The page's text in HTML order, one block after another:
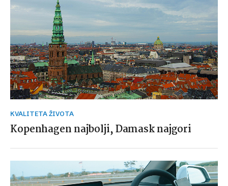
KVALITETA ŽIVOTA
Kopenhagen najbolji, Damask najgori